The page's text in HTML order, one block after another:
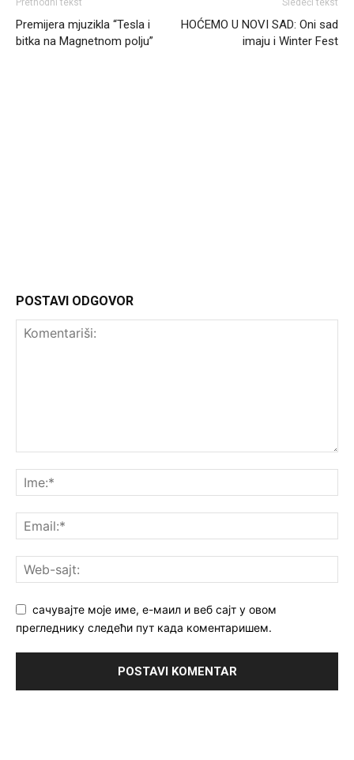
Prethodni tekst
Premijera mjuzikla “Tesla i
bitka na Magnetnom polju”
Sledeći tekst
HOĆEMO U NOVI SAD: Oni sad
imaju i Winter Fest
POSTAVI ODGOVOR
сачувајте моје име, е-маил и веб сајт у овом
прегледнику следећи пут када коментаришем.